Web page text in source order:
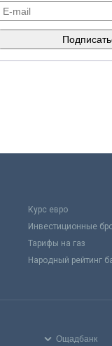
Курс евро
Инвестиционные
Тарифы на газ
Народный рейтинг
Ощадбанк